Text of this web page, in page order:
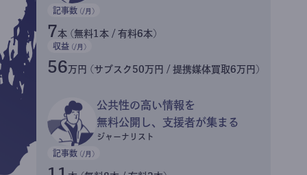
記事数 (/月)
7本 (無料1本 / 有料6本)
収益 (/月)
56万円 (サブスク50万円 / 提携媒体買取6万円)
公共性の高い情報を
無料公開し、支援者が集まる
ジャーナリスト
記事数 (/月)